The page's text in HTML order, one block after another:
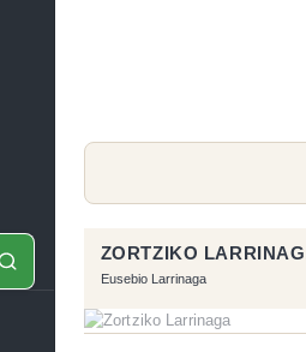
ZORTZIKO
Eusebio Larrinaga